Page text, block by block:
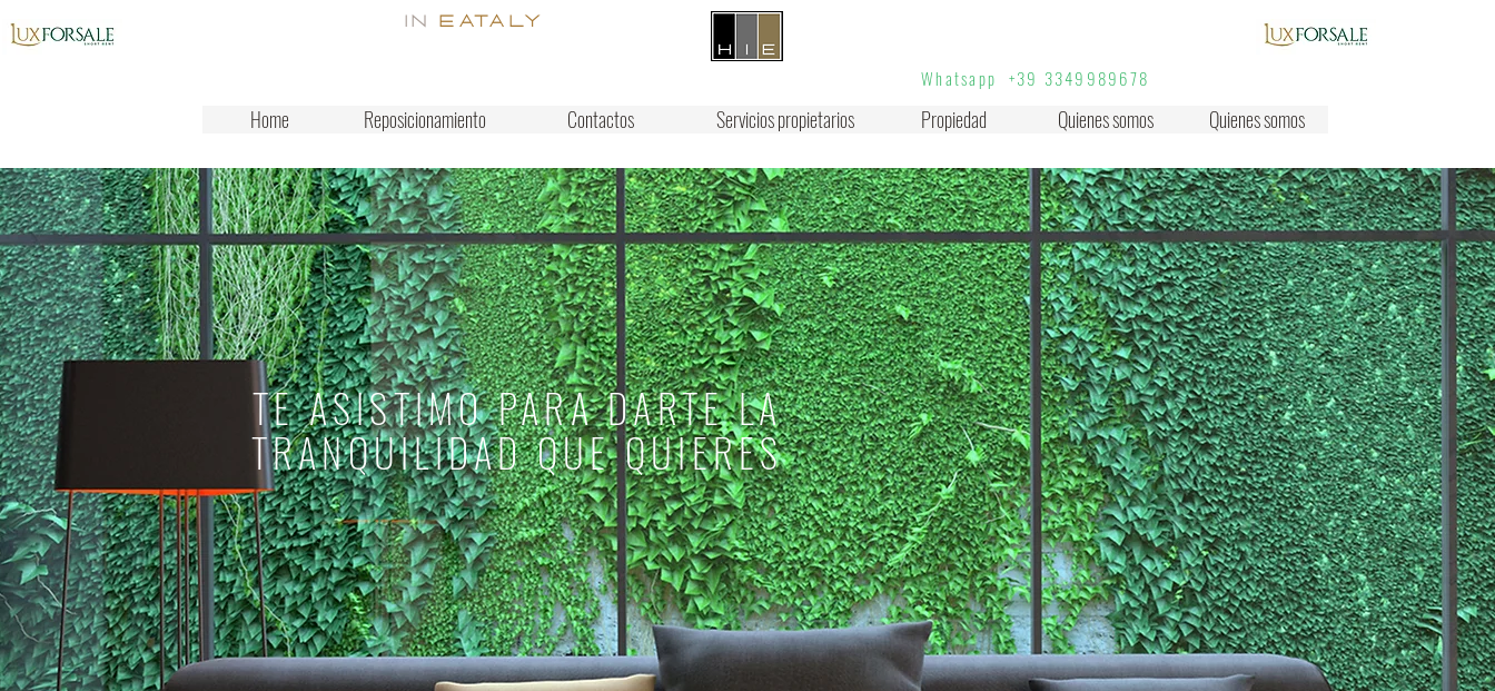
in Eataly
Whatsapp +39 3349989678
Home Reposicionamiento Contactos Servicios propietarios Propiedad Quienes somos Quienes somos
TE ASISTIMO PARA DARTE LA
TRANQUILIDAD QUE QUIERES